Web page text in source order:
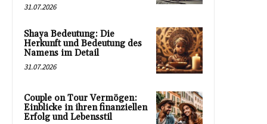
31.07.2026
Shaya Bedeutung: Die
Herkunft und Bedeutung des
Namens im Detail
31.07.2026
Couple on Tour Vermögen:
Einblicke in ihren finanziellen
Erfolg und Lebensstil